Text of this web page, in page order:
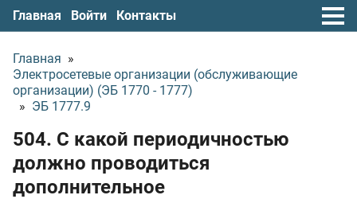
Главная Войти Контакты
Главная »
Электросетевые организации (обслуживающие
организации) (ЭБ 1770 - 1777)
» ЭБ 1777.9
504. С какой периодичностью
должно проводиться
дополнительное